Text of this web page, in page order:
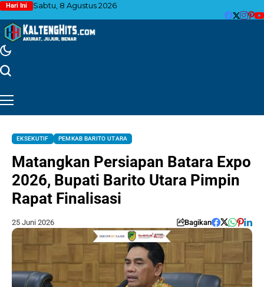
Hari Ini Sabtu, 8 Agustus 2026
EKSEKUTIF PEMKAB BARITO UTARA
Matangkan Persiapan Batara Expo
2026, Bupati Barito Utara Pimpin
Rapat Finalisasi
25 Juni 2026 Bagikan